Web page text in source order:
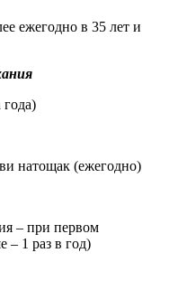
ежегодно в 35 лет и
натощак (ежегодно)
– при первом
– 1 раз в год)